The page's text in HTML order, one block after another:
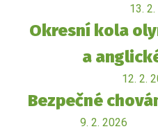
13.
Okresní kola
a
12. 2.
Bezpečné
9. 2. 2026